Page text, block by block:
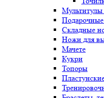
Складные
Ножи для
Мачете
Кукри
Топоры